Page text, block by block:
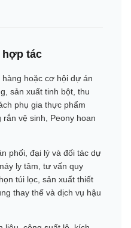
hợp tác
hoặc cơ hội dự án
sản xuất tinh bột, thu
phụ gia thực phẩm
vệ sinh, Peony hoan
phối, đại lý và đối tác dự
ly tâm, tư vấn quy
túi lọc, sản xuất thiết
thay thế và dịch vụ hậu